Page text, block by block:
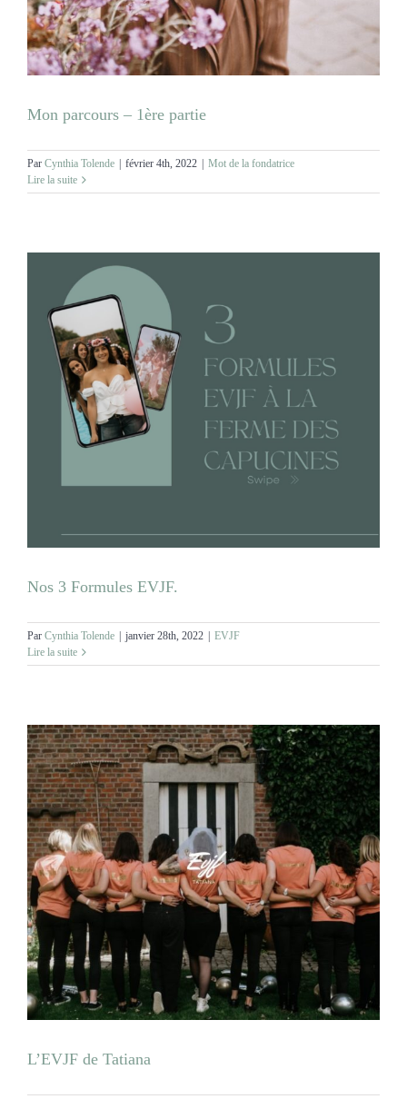
NOS ACTIVITES
CGV
Mon parcours – 1ère partie
Par Cynthia Tolende | février 4th, 2022 | Mot de la fondatrice
Lire la suite
Nos 3 Formules EVJF.
Par Cynthia Tolende janvier 28th, 2022
EVJF
Lire la suite
L’EVJF de Tatiana